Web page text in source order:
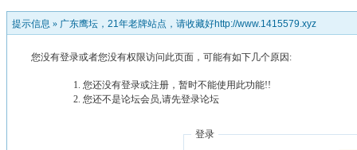
提示信息 » 广东鹰坛，21年老牌站点，请收藏好http://www.1415579.xyz
您没有登录或者您没有权限访问此页面，可能有如下几个原因:
您还没有登录或注册，暂时不能使用此功能!!
您还不是论坛会员,请先登录论坛
登录